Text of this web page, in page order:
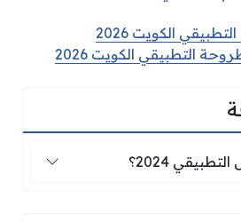
الكويت 2026
التطبيقي الكويت 2026
2024؟2024؟